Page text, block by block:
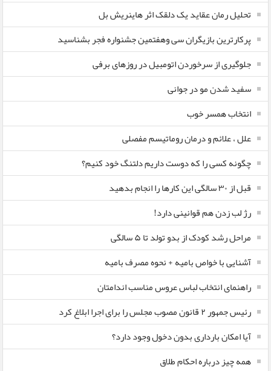
تحلیل رمان عقاید یک دلقک اثر هاینریش بل
پرکارترین بازیگران سی وهفتمین جشنواره فجر بشناسید
جلوگیری از سرخوردن اتومبیل در روزهای برفی
سفید شدن مو در جوانی
انتخاب همسر خوب
علل ، علائم و درمان روماتیسم مفصلی
چگونه کسی را که دوست داریم دلتنگ خود کنیم؟
قبل از ۳۰ سالگی این کارها را انجام بدهید
رژ لب زدن هم قوانینی دارد!
مراحل رشد کودک از بدو تولد تا ۵ سالگی
آشنایی با خواص بامیه + نحوه مصرف بامیه
راهنمای انتخاب لباس عروس مناسب اندامتان
رئیس جمهور ۲ قانون مصوب مجلس را برای اجرا ابلاغ کرد
آیا امکان بارداری بدون دخول وجود دارد؟
همه چیز درباره احکام طلاق